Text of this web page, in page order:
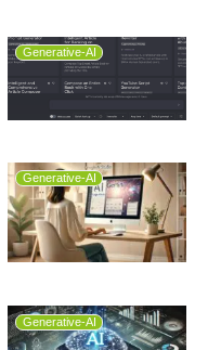
Generative-AI
Generative-AI
Generative-AI